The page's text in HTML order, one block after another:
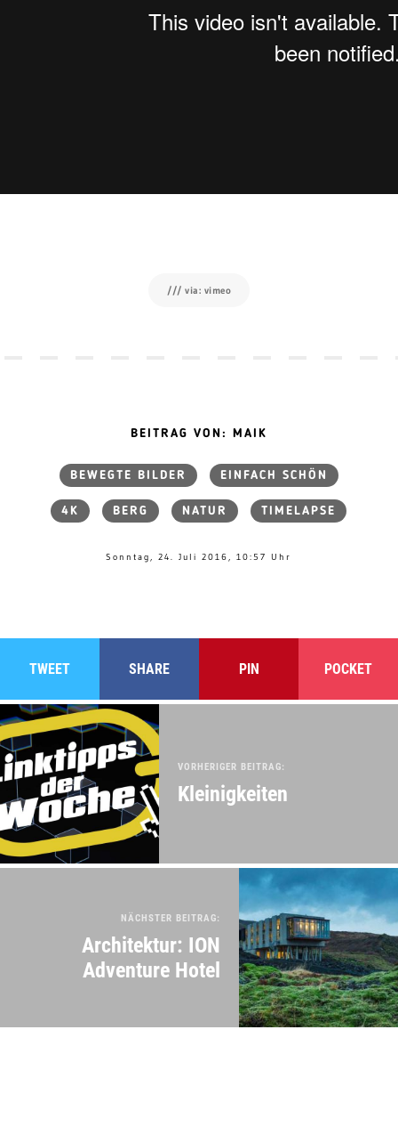
/// via: vimeo
BEITRAG VON: MAIK
BEWEGTE BILDER EINFACH SCHÖN
4K BERG NATUR TIMELAPSE
Sonntag, 24. Juli 2016, 10:57 Uhr
TWEET SHARE PIN POCKET
VORHERIGER BEITRAG:
Kleinigkeiten
NÄCHSTER BEITRAG:
Architektur: ION
Adventure Hotel